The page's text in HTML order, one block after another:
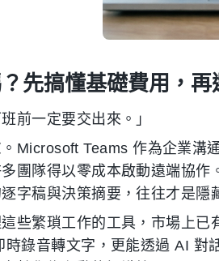
先搞懂基礎費用，再
前一定要交出來。」
Microsoft Teams 作為企業溝
團隊得以零成本啟動遠端協
字稿與決策摘要，往往才是隱
些繁瑣工作的工具，市場上
錄音轉文字，更能透過 AI 對